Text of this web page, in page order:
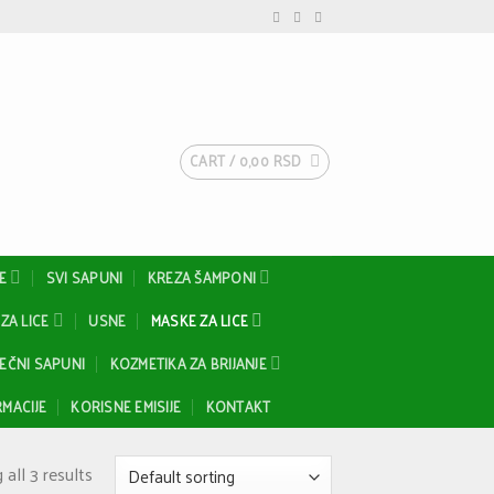
CART / 0,00 RSD
SVI SAPUNI
KREZA ŠAMPONI
LICE USNE
MASKE ZA LICE
SAPUNI
KOZMETIKA ZA BRIJANJE
KORISNE EMISIJE KONTAKT
all 3 results